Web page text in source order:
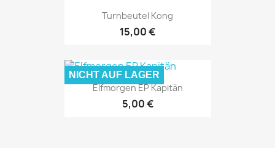
Turnbeutel Kong
15,00 €
Elfmorgen EP Kapitän
5,00 €
NICHT AUF LAGER